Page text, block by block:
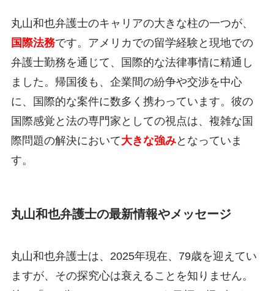
丸山和也弁護士のキャリアの大きな柱の一つが、
国際法務です。アメリカでの留学経験と現地での
弁護士勤務を通じて、国際的な法律事情に精通し
ました。帰国後も、企業間の紛争や交渉を中心
に、国際的な案件に数多く携わっています。彼の
国際感覚と法の専門家としての視点は、複雑な国
際問題の解決において大きな強みとなっていま
す。
丸山和也弁護士の最新情報やメッセージ
丸山和也弁護士は、2025年現在、79歳を迎えてい
ますが、その探究心は衰えることを知りません。